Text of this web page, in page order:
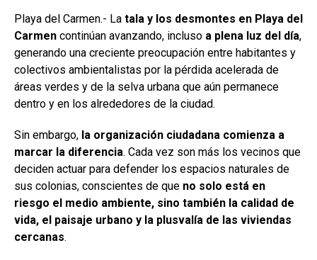
Playa del Carmen.- La tala y los desmontes en Playa del
Carmen continúan avanzando, incluso a plena luz del día,
generando una creciente preocupación entre habitantes y
colectivos ambientalistas por la pérdida acelerada de
áreas verdes y de la selva urbana que aún permanece
dentro y en los alrededores de la ciudad.
Sin embargo, la organización ciudadana comienza a
marcar la diferencia. Cada vez son más los vecinos que
deciden actuar para defender los espacios naturales de
sus colonias, conscientes de que no solo está en
riesgo el medio ambiente, sino también la calidad de
vida, el paisaje urbano y la plusvalía de las viviendas
cercanas.